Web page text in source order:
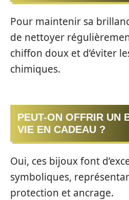
Pour maintenir sa
de nettoyer
chiffon doux et d’éviter
chimiques.
PEUT-ON OFFRIR UN
VIE EN CADEAU ?
Oui, ces bijoux font
symboliques,
protection et ancrage.